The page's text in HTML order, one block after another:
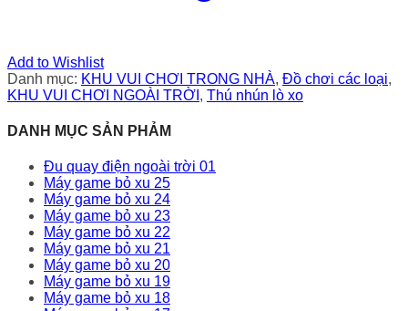
Add to Wishlist
Danh mục: KHU VUI CHƠI TRONG NHÀ, Đồ chơi các loại,
KHU VUI CHƠI NGOÀI TRỜI , Thú nhún lò xo
DANH MỤC SẢN PHẢM
Đu quay điện ngoài trời 01
Máy game bỏ xu 25
Máy game bỏ xu 24
Máy game bỏ xu 23
Máy game bỏ xu 22
Máy game bỏ xu 21
Máy game bỏ xu 20
Máy game bỏ xu 19
Máy game bỏ xu 18